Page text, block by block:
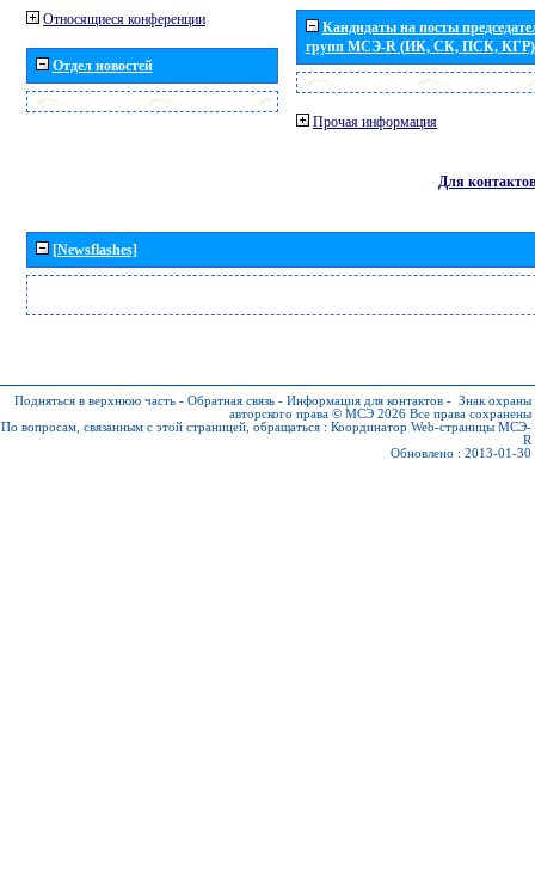
Относящиеся конференции
Отдел новостей
Кандидаты на посты
групп МСЭ-R (ИК, СК, ПСК, КГР)
Прочая информация
Для контактов
[Newsflashes]
Подняться в верхнюю часть - Обратная связь - Информация для контактов - Знак охраны
авторского права © МСЭ 2026 Все права сохранены
По вопросам, связанным с этой страницей, обращаться : Координатор Web-страницы МСЭ-
R
Обновлено : 2013-01-30